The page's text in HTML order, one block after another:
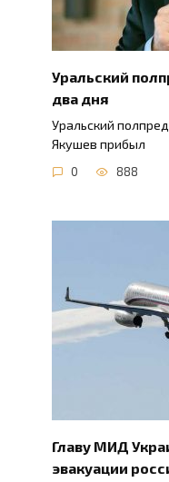
Уральский
два дня
Уральский
Якушев прибыл
0 888
Главу МИД
эвакуации